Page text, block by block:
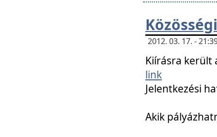
2012. 03. 17. -
Kiírásra került
link
Jelentkezési
Akik